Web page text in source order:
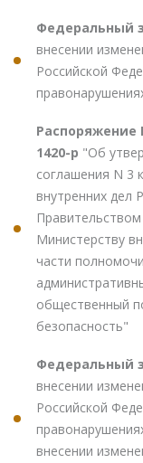
Федеральный
внесении
Российской
Распоряжение
1420-р "Об
соглашения N 3
внутренних дел
Министерству
части
общественный
безопасность"
Федеральный
внесении
Российской
внесении